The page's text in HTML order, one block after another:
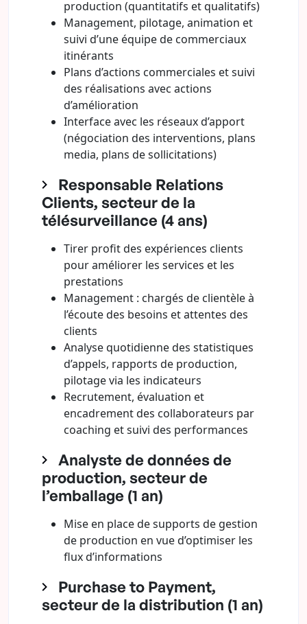
production (quantitatifs et qualitatifs)
Management, pilotage, animation et
suivi d’une équipe de commerciaux
itinérants
Plans d’actions commerciales et suivi
des réalisations avec actions
d’amélioration
Interface avec les réseaux d’apport
(négociation des interventions, plans
media, plans de sollicitations)
Responsable Relations
Clients, secteur de la
télésurveillance (4 ans)
Tirer profit des expériences clients
pour améliorer les services et les
prestations
Management : chargés de clientèle à
l’écoute des besoins et attentes des
clients
Analyse quotidienne des statistiques
d’appels, rapports de production,
pilotage via les indicateurs
Recrutement, évaluation et
encadrement des collaborateurs par
coaching et suivi des performances
Analyste de données de
production, secteur de
l’emballage (1 an)
Mise en place de supports de gestion
de production en vue d’optimiser les
flux d’informations
Purchase to Payment,
secteur de la distribution (1 an)